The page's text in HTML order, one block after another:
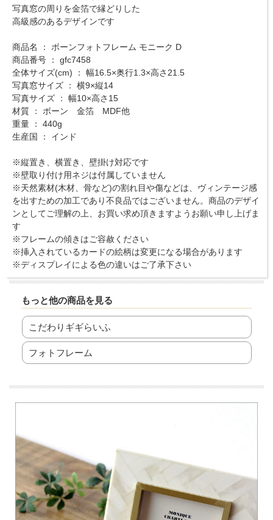
写真窓の周りを金箔で縁どりした
高級感のあるデザインです
商品名 ： ボーンフォトフレーム モニーク D
商品番号 ： gfc7458
全体サイズ(cm) ： 幅16.5×奥行1.3×高さ21.5
写真窓サイズ ： 横9×縦14
写真サイズ ： 幅10×高さ15
材質 ： ボーン 金箔 MDF他
重量 ： 440g
生産国 ： インド
※縦置き、横置き、壁掛け対応です
※壁取り付け用ネジは付属していません
※天然素材(木材、骨など)の割れ目や傷などは、ヴィンテージ感
を出すための加工であり不良品ではございません。商品のデザイ
ンとしてご理解の上、お買い求め頂きますようお願い申し上げま
す
※フレームの傾きはご容赦ください
※挿入されているカードの絵柄は変更になる場合があります
※ディスプレイによる色の違いはご了承下さい
もっと他の商品を見る
こだわりギギらいふ
フォトフレーム